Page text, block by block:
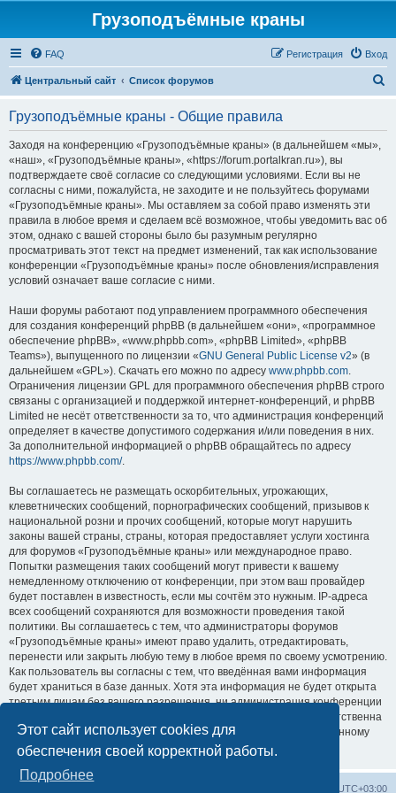
Этот сайт использует cookies для
обеспечения своей корректной работы.
Подробнее
Грузоподъёмные краны
FAQ Вход
Регистрация
Центральный сайт Список форумов
Грузоподъёмные краны - Общие правила
Заходя на конференцию «Грузоподъёмные краны» (в дальнейшем «мы»,
«наш», «Грузоподъёмные краны», «https://forum.portalkran.ru»), вы
подтверждаете своё согласие со следующими условиями. Если вы не
согласны с ними, пожалуйста, не заходите и не пользуйтесь форумами
«Грузоподъёмные краны». Мы оставляем за собой право изменять эти
правила в любое время и сделаем всё возможное, чтобы уведомить вас об
этом, однако с вашей стороны было бы разумным регулярно
просматривать этот текст на предмет изменений, так как использование
конференции «Грузоподъёмные краны» после обновления/исправления
условий означает ваше согласие с ними.
Наши форумы работают под управлением программного обеспечения
для создания конференций phpBB (в дальнейшем «они», «программное
обеспечение phpBB», «www.phpbb.com», «phpBB Limited», «phpBB
Teams»), выпущенного по лицензии «GNU General Public License v2» (в
дальнейшем «GPL»). Скачать его можно по адресу www.phpbb.com.
Ограничения лицензии GPL для программного обеспечения phpBB строго
связаны с организацией и поддержкой интернет-конференций, и phpBB
Limited не несёт ответственности за то, что администрация конференций
определяет в качестве допустимого содержания и/или поведения в них.
За дополнительной информацией о phpBB обращайтесь по адресу
https://www.phpbb.com/.
Вы соглашаетесь не размещать оскорбительных, угрожающих,
клеветнических сообщений, порнографических сообщений, призывов к
национальной розни и прочих сообщений, которые могут нарушить
законы вашей страны, страны, которая предоставляет услуги хостинга
для форумов «Грузоподъёмные краны» или международное право.
Попытки размещения таких сообщений могут привести к вашему
немедленному отключению от конференции, при этом ваш провайдер
будет поставлен в известность, если мы сочтём это нужным. IP-адреса
всех сообщений сохраняются для возможности проведения такой
политики. Вы соглашаетесь с тем, что администраторы форумов
«Грузоподъёмные краны» имеют право удалить, отредактировать,
перенести или закрыть любую тему в любое время по своему усмотрению.
Как пользователь вы согласны с тем, что введённая вами информация
будет храниться в базе данных. Хотя эта информация не будет открыта
третьим лицам без вашего разрешения, ни администрация конференции
«Грузоподъёмные краны», ни phpBB Limited не может быть ответственна
за действия хакеров, которые могут привести к несанкционированному
доступу к ней.
UTC+03:00